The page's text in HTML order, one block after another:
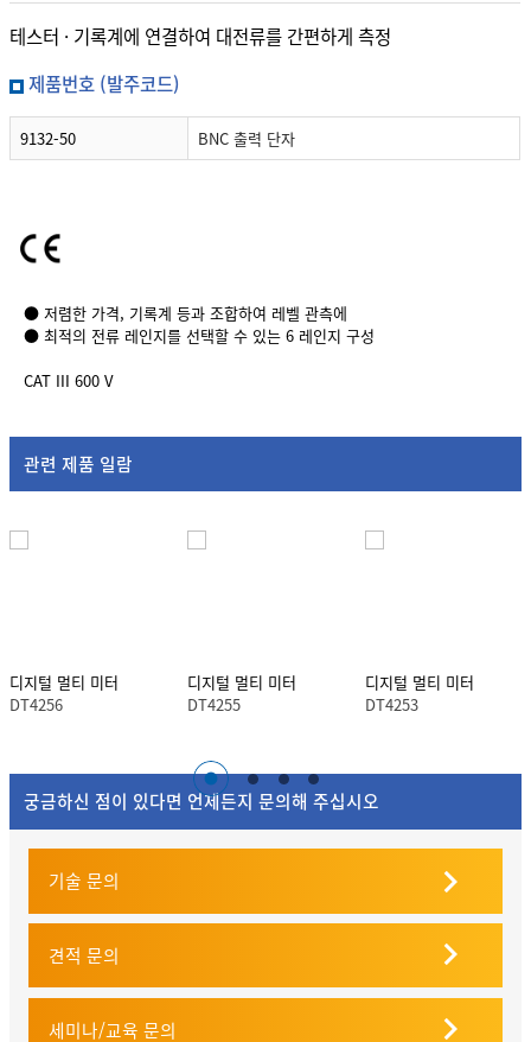
테스터 · 기록계에 연결하여 대전류를 간편하게 측정
제품번호 (발주코드)
9132-50 BNC 출력 단자
● 저렴한 가격, 기록계 등과 조합하여 레벨 관측에
● 최적의 전류 레인지를 선택할 수 있는 6 레인지 구성
CAT III 600 V
관련 제품 일람
디지털 멀티 미터
DT4256
디지털 멀티 미터
DT4255
디지털 멀티 미터
DT4253
궁금하신 점이 있다면 언제든지 문의해 주십시오
기술 문의
견적 문의
세미나/교육 문의